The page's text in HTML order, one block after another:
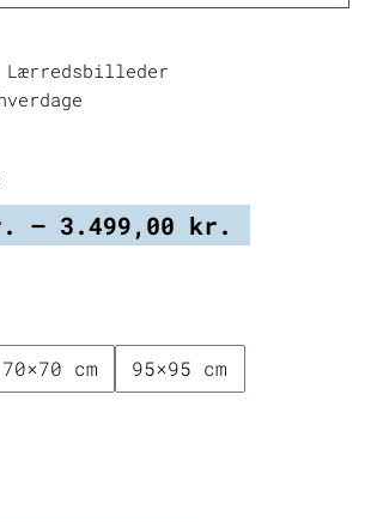
Lærredsbilleder
– 3.499,00 kr.
799,00
70×70 cm 95×95 cm